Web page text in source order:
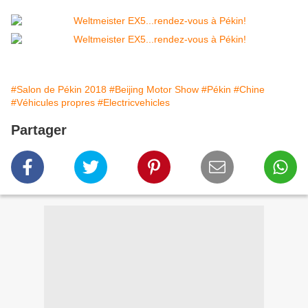
#Salon de Pékin 2018 #Beijing Motor Show #Pékin #Chine
#Véhicules propres #Electricvehicles
Partager